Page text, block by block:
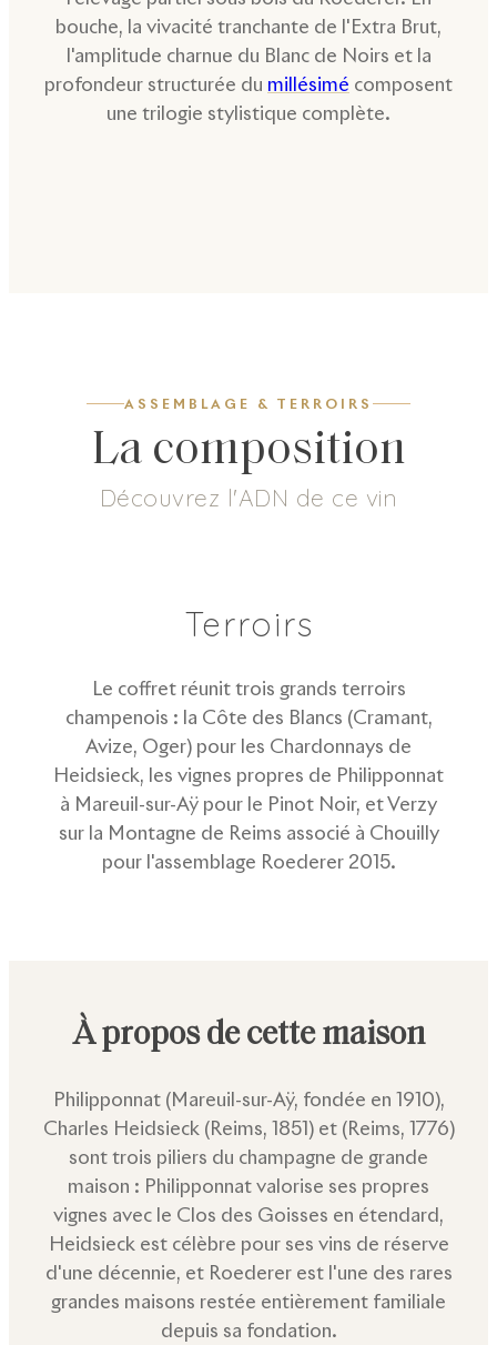
bouche, la vivacité tranchante de l'Extra Brut,
l'amplitude charnue du Blanc de Noirs et la
profondeur structurée du millésimé composent
une trilogie stylistique complète.
ASSEMBLAGE & TERROIRS
La composition
Découvrez l'ADN de ce vin
Terroirs
Le coffret réunit trois grands terroirs
champenois : la Côte des Blancs (Cramant,
Avize, Oger) pour les Chardonnays de
Heidsieck, les vignes propres de Philipponnat
à Mareuil-sur-Aÿ pour le Pinot Noir, et Verzy
sur la Montagne de Reims associé à Chouilly
pour l'assemblage Roederer 2015.
À propos de cette maison
Philipponnat (Mareuil-sur-Aÿ, fondée en 1910),
Charles Heidsieck (Reims, 1851) et (Reims, 1776)
sont trois piliers du champagne de grande
maison : Philipponnat valorise ses propres
vignes avec le Clos des Goisses en étendard,
Heidsieck est célèbre pour ses vins de réserve
d'une décennie, et Roederer est l'une des rares
grandes maisons restée entièrement familiale
depuis sa fondation.